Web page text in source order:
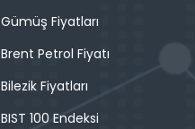
Gümüş Fiyatları
Brent Petrol Fiyatı
Bilezik Fiyatları
BIST 100 Endeksi